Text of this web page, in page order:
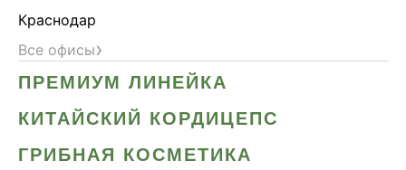
Краснодар
Все офисы›
ПРЕМИУМ ЛИНЕЙКА
КИТАЙСКИЙ КОРДИЦЕПС
ГРИБНАЯ КОСМЕТИКА